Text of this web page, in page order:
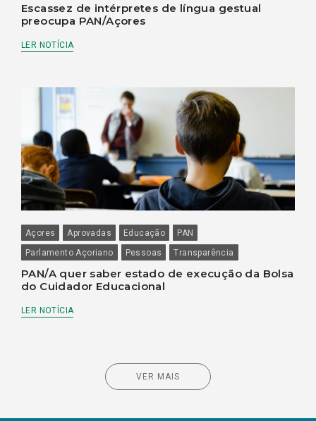
Escassez de intérpretes de língua gestual
preocupa PAN/Açores
LER NOTÍCIA
Açores Aprovadas Educação
PAN
Parlamento Açoriano
Pessoas Transparência
PAN/A quer saber estado de execução da Bolsa
do Cuidador Educacional
LER NOTÍCIA
VER MAIS